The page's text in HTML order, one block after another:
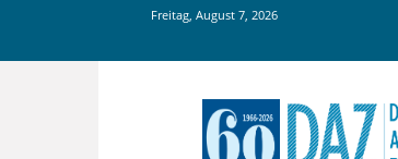
Freitag, August 7, 2026
Deutsche
Zeitung